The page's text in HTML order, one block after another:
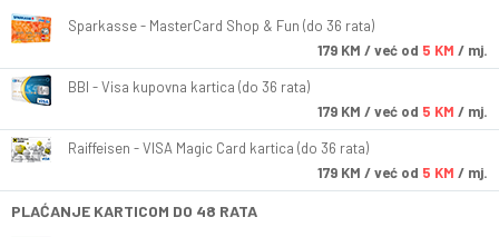
Sparkasse - MasterCard Shop & Fun (do 36 rata)
179 KM / već od 5 KM / mj.
BBI - Visa kupovna kartica (do 36 rata)
179 KM / već od 5 KM / mj.
Raiffeisen - VISA Magic Card kartica (do 36 rata)
179 KM / već od 5 KM / mj.
PLAĆANJE KARTICOM DO 48 RATA